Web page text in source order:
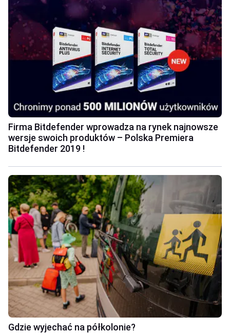
Firma Bitdefender wprowadza na rynek najnowsze
wersje swoich produktów – Polska Premiera
Bitdefender 2019 !
Gdzie wyjechać na półkolonie?